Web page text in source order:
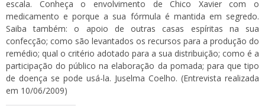
escala. Conheça o envolvimento de Chico Xavier com o
medicamento e porque a sua fórmula é mantida em segredo.
Saiba também: o apoio de outras casas espíritas na sua
confecção; como são levantados os recursos para a produção do
remédio; qual o critério adotado para a sua distribuição; como é a
participação do público na elaboração da pomada; para que tipo
de doença se pode usá-la. Juselma Coelho. (Entrevista realizada
em 10/06/2009)